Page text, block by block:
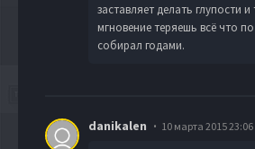
заставляет делать глупости и
мгновение теряешь всё что
собирал годами.
danikalen 10 марта 2015 23:06